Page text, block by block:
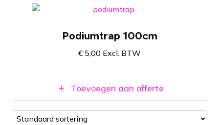
De laatste trede bij een podium van 1
Gemakkelijk te bevestigen
Podiumtrap 100cm
€ 5,00 Excl. BTW
Toevoegen aan offerte